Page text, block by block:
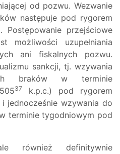
od pozwu. Wezwanie
następuje pod rygorem
Postępowanie przejściowe
możliwości uzupełniania
ani fiskalnych pozwu.
sankcji, tj. wzywania
braków w terminie
37
k.p.c.) pod rygorem
jednocześnie wzywania do
terminie tygodniowym pod
również definitywnie